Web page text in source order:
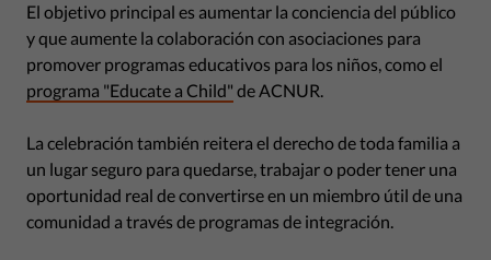
El objetivo principal es aumentar la conciencia del público
y que aumente la colaboración con asociaciones para
promover programas educativos para los niños, como el
programa "Educate a Child" de ACNUR.
La celebración también reitera el derecho de toda familia a
un lugar seguro para quedarse, trabajar o poder tener una
oportunidad real de convertirse en un miembro útil de una
comunidad a través de programas de integración.